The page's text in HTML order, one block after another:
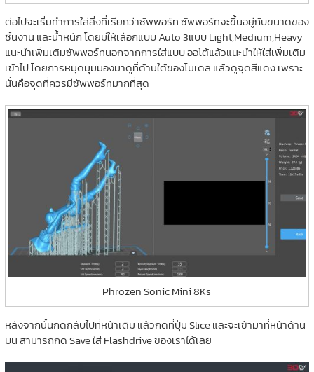
ต่อไปจะเริ่มทำการใส่สิ่งที่เรียกว่าซัพพอร์ท ซัพพอร์ทจะขึ้นอยู่กับขนาดของ
ชิ้นงาน และน้ำหนัก โดยมีให้เลือกแบบ Auto 3แบบ Light,Medium,Heavy
แนะนำเพิ่มเติมซัพพอร์ทนอกจากการใส่แบบ ออโต้แล้วแนะนำให้ใส่เพิ่มเติม
เข้าไป โดยการหมุดมุมมองมาดูที่ด้านใต้ของโมเดล แล้วดูจุดสีแดง เพราะ
นั่นคือจุดที่ควรมีซัพพอร์ทมากที่สุด
Phrozen Sonic Mini 8Ks
หลังจากนั้นกดกลับไปที่หน้าเดิม แล้วกดที่ปุ่ม Slice และจะเข้ามาที่หน้าด้าน
บน สามารถกด Save ใส่ Flashdrive ของเราได้เลย